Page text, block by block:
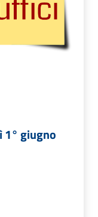
1° giugno